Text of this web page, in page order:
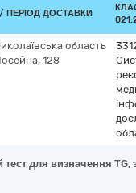
ПЕРІОД ДОСТАВКИ
область
128
для визначення